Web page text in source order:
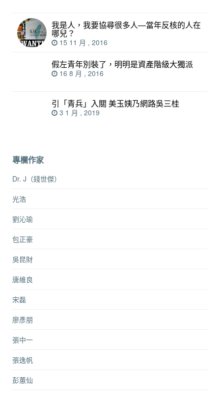
我是人，我要協尋很多人—當年反核的人在
哪兒？
15 11 月 , 2016
假左青年別裝了，明明是資產階級大獨派
16 8 月 , 2016
引「青兵」入關 美玉姨乃網路吳三桂
3 1 月 , 2019
專欄作家
Dr. J（錢世傑）
光浩
劉沁瑜
包正豪
吳昆財
唐維良
宋磊
廖彥朋
張中一
張逸帆
彭蕙仙